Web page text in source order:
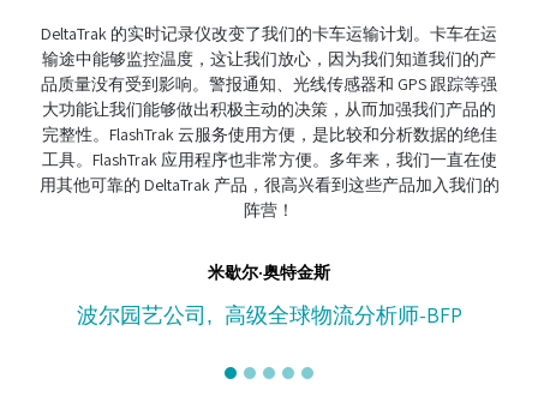
DeltaTrak 的实时记录仪改变了我们的卡车运输计划。卡车在运
输途中能够监控温度，这让我们放心，因为我们知道我们的产
品质量没有受到影响。警报通知、光线传感器和 GPS 跟踪等强
大功能让我们能够做出积极主动的决策，从而加强我们产品的
完整性。FlashTrak 云服务使用方便，是比较和分析数据的绝佳
工具。FlashTrak 应用程序也非常方便。多年来，我们一直在使
用其他可靠的 DeltaTrak 产品，很高兴看到这些产品加入我们的
阵营！
米歇尔·奥特金斯
波尔园艺公司,高级全球物流分析师-BFP
说到（
伙伴。
义。它
复杂性